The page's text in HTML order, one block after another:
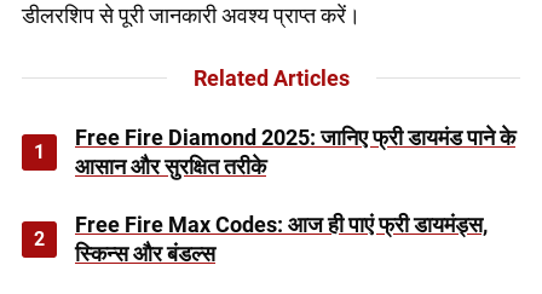
डीलरशिप से पूरी जानकारी अवश्य प्राप्त करें।
Related Articles
1
Free Fire Diamond 2025: जानिए फ्री डायमंड पाने के
आसान और सुरक्षित तरीके
2
Free Fire Max Codes: आज ही पाएं फ्री डायमंड्स,
स्किन्स और बंडल्स